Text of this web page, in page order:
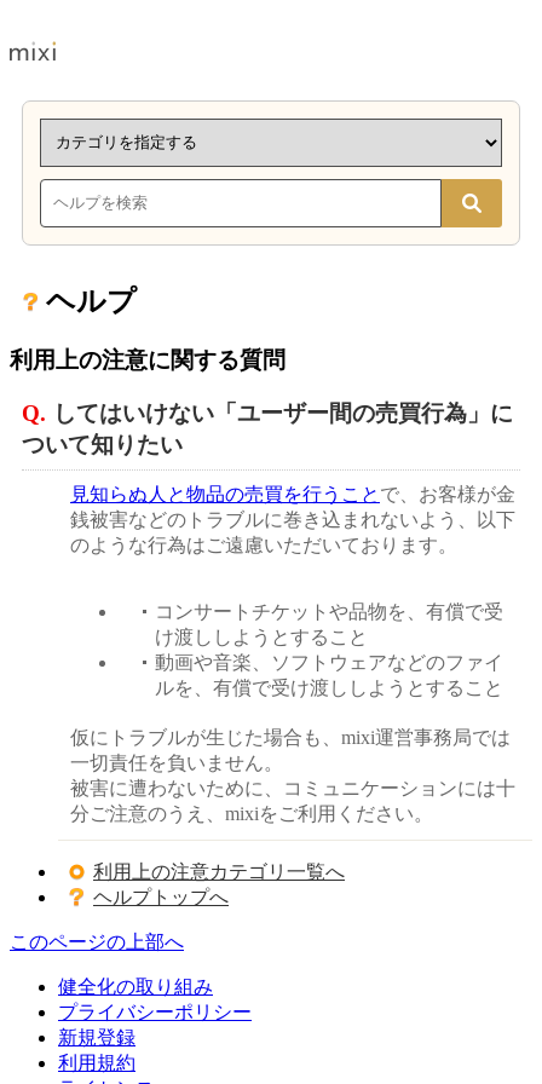
ヘルプ
利用上の注意に関する質問
Q. してはいけない「ユーザー間の売買行為」に
ついて知りたい
見知らぬ人と物品の売買を行うこと で、お客様が金
銭被害などのトラブルに巻き込まれないよう、以下
のような行為はご遠慮いただいております。
コンサートチケットや品物を、有償で受
け渡ししようとすること
動画や音楽、ソフトウェアなどのファイ
ルを、有償で受け渡ししようとすること
仮にトラブルが生じた場合も、mixi運営事務局では
一切責任を負いません。
被害に遭わないために、コミュニケーションには十
分ご注意のうえ、mixiをご利用ください。
利用上の注意カテゴリ一覧へ
ヘルプトップへ
このページの上部へ
健全化の取り組み
プライバシーポリシー
新規登録
利用規約